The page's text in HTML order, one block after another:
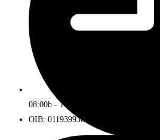
08:00h - 16:00h
OIB: 01193993672